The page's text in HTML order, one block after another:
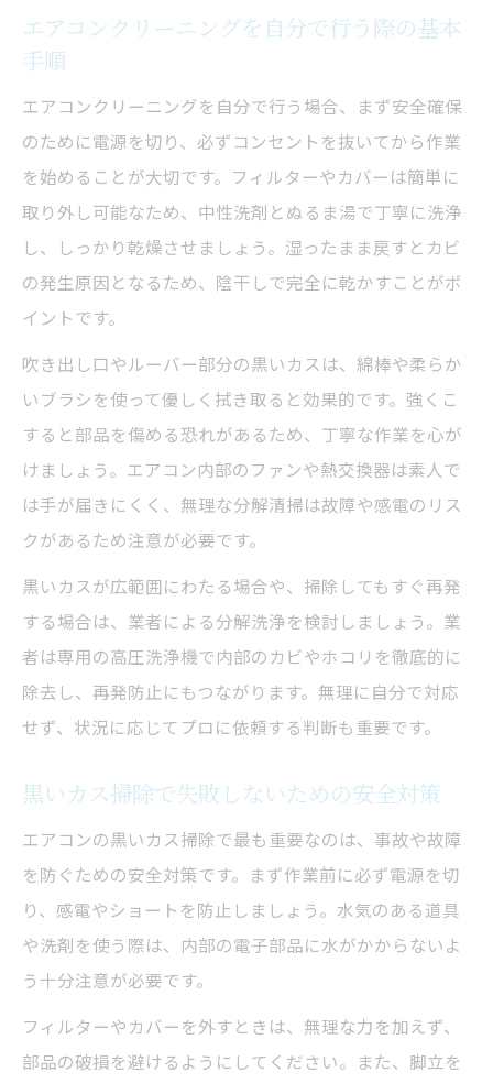
エアコンクリーニングを自分で行う際の基本
手順
エアコンクリーニングを自分で行う場合、まず安全確保
のために電源を切り、必ずコンセントを抜いてから作業
を始めることが大切です。フィルターやカバーは簡単に
取り外し可能なため、中性洗剤とぬるま湯で丁寧に洗浄
し、しっかり乾燥させましょう。湿ったまま戻すとカビ
の発生原因となるため、陰干しで完全に乾かすことがポ
イントです。
吹き出し口やルーバー部分の黒いカスは、綿棒や柔らか
いブラシを使って優しく拭き取ると効果的です。強くこ
すると部品を傷める恐れがあるため、丁寧な作業を心が
けましょう。エアコン内部のファンや熱交換器は素人で
は手が届きにくく、無理な分解清掃は故障や感電のリス
クがあるため注意が必要です。
黒いカスが広範囲にわたる場合や、掃除してもすぐ再発
する場合は、業者による分解洗浄を検討しましょう。業
者は専用の高圧洗浄機で内部のカビやホコリを徹底的に
除去し、再発防止にもつながります。無理に自分で対応
せず、状況に応じてプロに依頼する判断も重要です。
黒いカス掃除で失敗しないための安全対策
エアコンの黒いカス掃除で最も重要なのは、事故や故障
を防ぐための安全対策です。まず作業前に必ず電源を切
り、感電やショートを防止しましょう。水気のある道具
や洗剤を使う際は、内部の電子部品に水がかからないよ
う十分注意が必要です。
フィルターやカバーを外すときは、無理な力を加えず、
部品の破損を避けるようにしてください。また、脚立を